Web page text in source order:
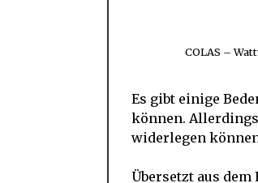
COLAS –
Es gibt einige
können.
widerlegen
Übersetzt aus